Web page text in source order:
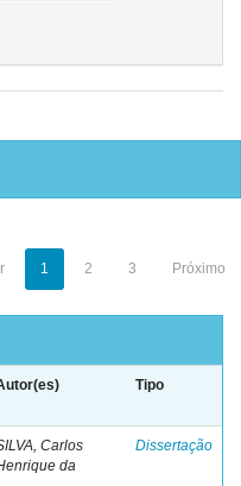
1 2 3 Próximo
Tipo
Carlos
da
Dissertação